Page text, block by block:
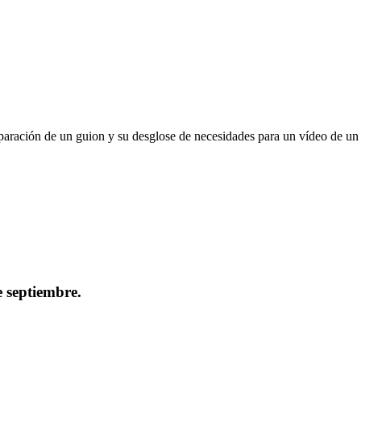
de un guion y su desglose de necesidades para un vídeo de un